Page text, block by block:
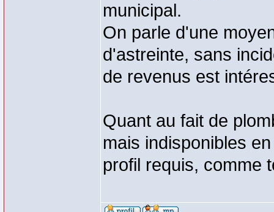
municipal.
On parle d'une
d'astreinte, sans
de revenus est
Quant au fait de
mais indisponibles
profil requis, comme